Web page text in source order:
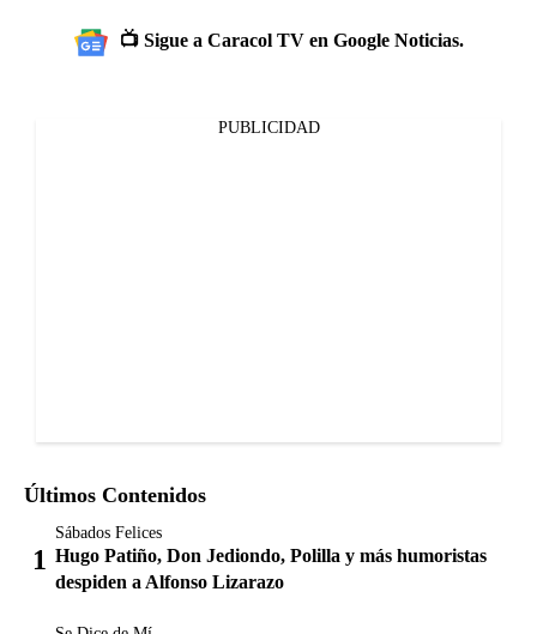
📺 Sigue a Caracol TV en Google Noticias.
PUBLICIDAD
Últimos Contenidos
Sábados Felices
Hugo Patiño, Don Jediondo, Polilla y más humoristas
despiden a Alfonso Lizarazo